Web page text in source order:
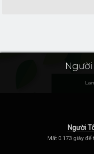
Người
Mất 0.173 giây để